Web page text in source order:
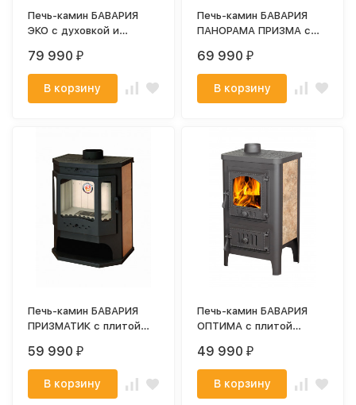
Печь-камин БАВАРИЯ
ЭКО с духовкой и
79 990₽
В корзину
Печь-камин БАВАРИЯ
ПАНОРАМА ПРИЗМА с
69 990₽
В корзину
Печь-камин БАВАРИЯ
ПРИЗМАТИК с плитой
59 990₽
В корзину
Печь-камин БАВАРИЯ
ОПТИМА с плитой
49 990₽
В корзину